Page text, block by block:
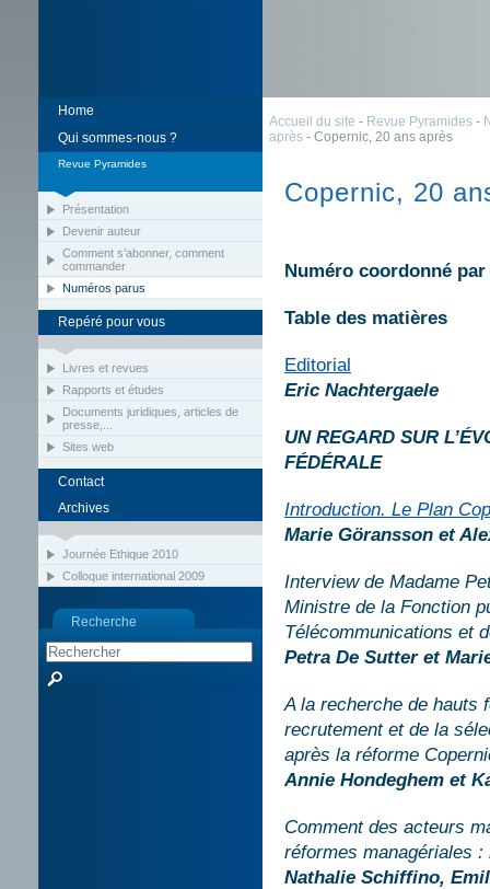
Home
Qui sommes-nous ?
Revue Pyramides
Présentation
Devenir auteur
Comment s’abonner, comment
commander
Numéros parus
Repéré pour vous
Livres et revues
Rapports et études
Documents juridiques, articles de
presse,...
Sites web
Contact
Archives
Journée Ethique 2010
Colloque international 2009
Recherche
Accueil du site - Revue Pyramides -
après - Copernic, 20 ans après
Copernic, 20
Numéro coordonné
Table des matières
Editorial
Eric Nachtergaele
UN REGARD SUR
FÉDÉRALE
Introduction. Le Plan
Marie Göransson et
Interview de Madame
Ministre de la Fonction
Télécommunications et
Petra De Sutter et
A la recherche de hauts
recrutement et de la
après la réforme
Annie Hondeghem et
Comment des acteurs
réformes managériales
Nathalie Schiffino,